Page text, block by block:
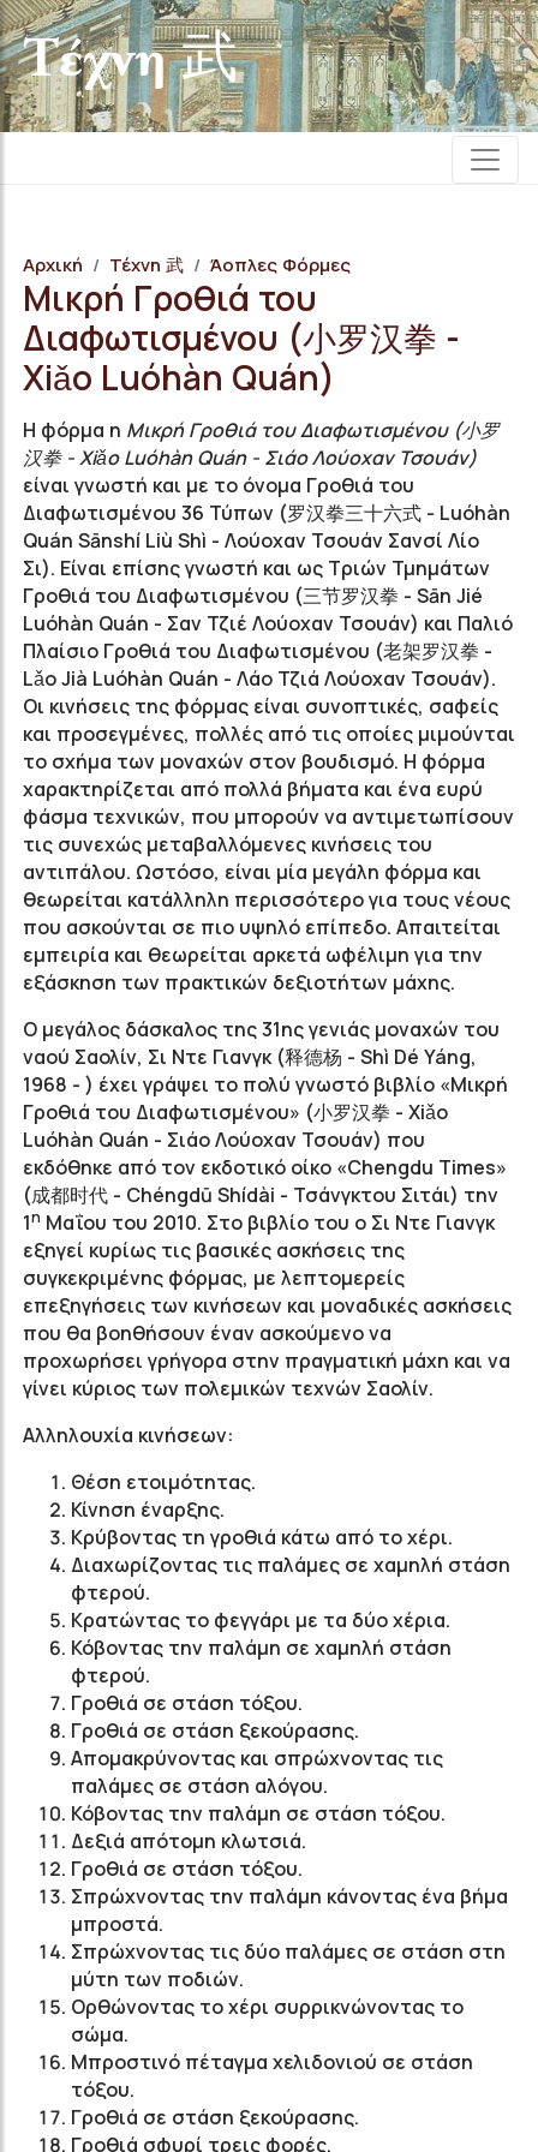
Τέχνη 武
Αρχική Τέχνη 武 Άοπλες Φόρμες
Μικρή Γροθιά του
Διαφωτισμένου (小罗汉拳 -
Χiǎo Luóhàn Quán)
Η φόρμα η Μικρή Γροθιά του Διαφωτισμένου (小罗
汉拳 - Χiǎo Luóhàn Quán - Σιάο Λούοχαν Τσουάν)
είναι γνωστή και με το όνομα Γροθιά του
Διαφωτισμένου 36 Τύπων (罗汉拳三十六式 - Luóhàn
Quán Sānshí Liù Shì - Λούοχαν Τσουάν Σανσί Λίο
Σι). Είναι επίσης γνωστή και ως Τριών Τμημάτων
Γροθιά του Διαφωτισμένου (三节罗汉拳 - Sān Jié
Luóhàn Quán - Σαν Τζιέ Λούοχαν Τσουάν) και Παλιό
Πλαίσιο Γροθιά του Διαφωτισμένου (老架罗汉拳 -
Lǎo Jià Luóhàn Quán - Λάο Τζιά Λούοχαν Τσουάν).
Οι κινήσεις της φόρμας είναι συνοπτικές, σαφείς
και προσεγμένες, πολλές από τις οποίες μιμούνται
το σχήμα των μοναχών στον βουδισμό. Η φόρμα
χαρακτηρίζεται από πολλά βήματα και ένα ευρύ
φάσμα τεχνικών, που μπορούν να αντιμετωπίσουν
τις συνεχώς μεταβαλλόμενες κινήσεις του
αντιπάλου. Ωστόσο, είναι μία μεγάλη φόρμα και
θεωρείται κατάλληλη περισσότερο για τους νέους
που ασκούνται σε πιο υψηλό επίπεδο. Απαιτείται
εμπειρία και θεωρείται αρκετά ωφέλιμη για την
εξάσκηση των πρακτικών δεξιοτήτων μάχης.
Ο μεγάλος δάσκαλος της 31ης γενιάς μοναχών του
ναού Σαολίν, Σι Ντε Γιανγκ (释德杨 - Shì Dé Yáng,
1968 - ) έχει γράψει το πολύ γνωστό βιβλίο «Μικρή
Γροθιά του Διαφωτισμένου» (小罗汉拳 - Χiǎo
Luóhàn Quán - Σιάο Λούοχαν Τσουάν) που
εκδόθηκε από τον εκδοτικό οίκο «Chengdu Times»
(成都时代 - Chéngdū Shídài - Τσάνγκτου Σιτάι) την
1η Μαΐου του 2010. Στο βιβλίο του ο Σι Ντε Γιανγκ
εξηγεί κυρίως τις βασικές ασκήσεις της
συγκεκριμένης φόρμας, με λεπτομερείς
επεξηγήσεις των κινήσεων και μοναδικές ασκήσεις
που θα βοηθήσουν έναν ασκούμενο να
προχωρήσει γρήγορα στην πραγματική μάχη και να
γίνει κύριος των πολεμικών τεχνών Σαολίν.
Αλληλουχία κινήσεων:
Θέση ετοιμότητας.
Κίνηση έναρξης.
Κρύβοντας τη γροθιά κάτω από το χέρι.
Διαχωρίζοντας τις παλάμες σε χαμηλή στάση
φτερού.
Κρατώντας το φεγγάρι με τα δύο χέρια.
Κόβοντας την παλάμη σε χαμηλή στάση
φτερού.
Γροθιά σε στάση τόξου.
Γροθιά σε στάση ξεκούρασης.
Απομακρύνοντας και σπρώχνοντας τις
παλάμες σε στάση αλόγου.
Κόβοντας την παλάμη σε στάση τόξου.
Δεξιά απότομη κλωτσιά.
Γροθιά σε στάση τόξου.
Σπρώχνοντας την παλάμη κάνοντας ένα βήμα
μπροστά.
Σπρώχνοντας τις δύο παλάμες σε στάση στη
μύτη των ποδιών.
Ορθώνοντας το χέρι συρρικνώνοντας το
σώμα.
Μπροστινό πέταγμα χελιδονιού σε στάση
τόξου.
Γροθιά σε στάση ξεκούρασης.
Γροθιά σφυρί τρεις φορές.